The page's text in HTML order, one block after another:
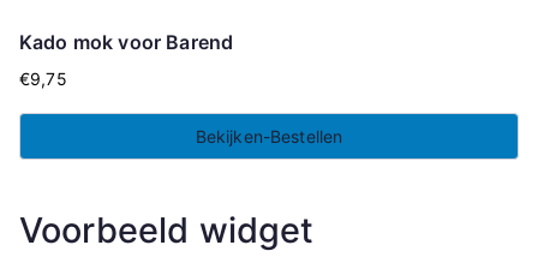
Kado mok voor Barend
€9,75
Bekijken-Bestellen
Voorbeeld widget